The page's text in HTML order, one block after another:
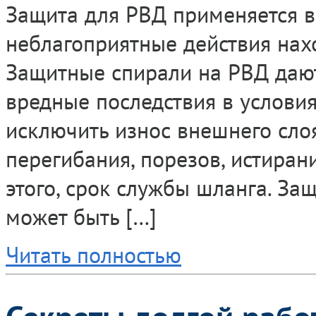
Защита для РВД применяется
неблагоприятные действия
Защитные спирали на РВД
вредные последствия в
исключить износ внешнего
перегибания, порезов,
этого, срок службы шланга.
может быть […]
Читать полностью